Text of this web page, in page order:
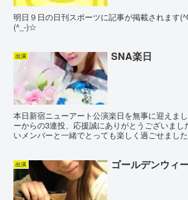
明日９日の日刊スポーツに記事が掲載されます
(^_-)☆
出演 SNA楽日
本日新宿ニューアート公演楽日を無事に迎えま
ーからの3連投、応援誠にありがとうございまし
いメンバーと一緒でとっても楽しく過ごせまし
出演 ゴールデンウィ